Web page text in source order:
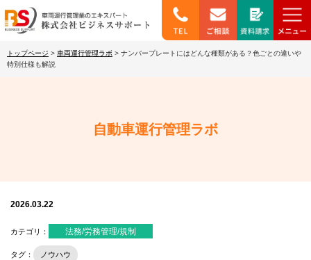
トップページ > 車両運行管理ラボ > ナンバープレートにはどんな種類がある？色ごとの違いや
特別仕様も解説
自動車運行管理ラボ
2026.03.22
カテゴリ： 法務/労務管理/規制
タグ： ノウハウ